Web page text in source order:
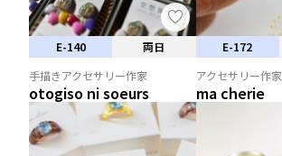
E-140
両日
手描きアクセサリー作家
otogiso ni soeurs
E-172
アクセサリー作家
ma cherie